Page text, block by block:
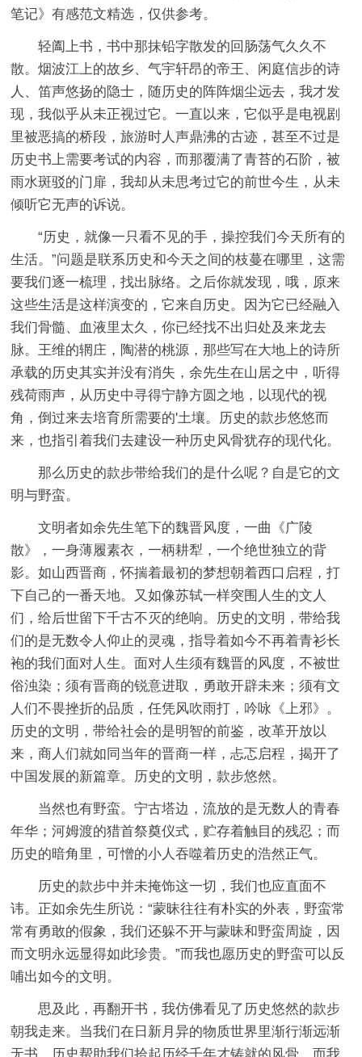
笔记》有感范文精选，仅供参考。
轻阖上书，书中那抹铅字散发的回肠荡气久久不
散。烟波江上的故乡、气宇轩昂的帝王、闲庭信步的诗
人、笛声悠扬的隐士，随历史的阵阵烟尘远去，我才发
现，我似乎从未正视过它。一直以来，它似乎是电视剧
里被恶搞的桥段，旅游时人声鼎沸的古迹，甚至不过是
历史书上需要考试的内容，而那覆满了青苔的石阶，被
雨水斑驳的门扉，我却从未思考过它的前世今生，从未
倾听它无声的诉说。
“历史，就像一只看不见的手，操控我们今天所有的
生活。”问题是联系历史和今天之间的枝蔓在哪里，这需
要我们逐一梳理，找出脉络。之后你就发现，哦，原来
这些生活是这样演变的，它来自历史。因为它已经融入
我们骨髓、血液里太久，你已经找不出归处及来龙去
脉。王维的辋庄，陶潜的桃源，那些写在大地上的诗所
承载的历史其实并没有消失，余先生在山居之中，听得
残荷雨声，从历史中寻得宁静方圆之地，以现代的视
角，倒过来去培育所需要的'土壤。历史的款步悠悠而
来，也指引着我们去建设一种历史风骨犹存的现代化。
那么历史的款步带给我们的是什么呢？自是它的文
明与野蛮。
文明者如余先生笔下的魏晋风度，一曲《广陵
散》，一身薄履素衣，一柄耕犁，一个绝世独立的背
影。如山西晋商，怀揣着最初的梦想朝着西口启程，打
下自己的一番天地。又如像苏轼一样突围人生的文人
们，给后世留下千古不灭的绝响。历史的文明，带给我
们的是无数令人仰止的灵魂，指导着如今不再着青衫长
袍的我们面对人生。面对人生须有魏晋的风度，不被世
俗浊染；须有晋商的锐意进取，勇敢开辟未来；须有文
人们不畏挫折的品质，任凭风吹雨打，吟咏《上邪》。
历史的文明，带给社会的是明智的前鉴，改革开放以
来，商人们就如同当年的晋商一样，忐忑启程，揭开了
中国发展的新篇章。历史的文明，款步悠然。
当然也有野蛮。宁古塔边，流放的是无数人的青春
年华；河姆渡的猎首祭奠仪式，贮存着触目的残忍；而
历史的暗角里，可憎的小人吞噬着历史的浩然正气。
历史的款步中并未掩饰这一切，我们也应直面不
讳。正如余先生所说：“蒙昧往往有朴实的外表，野蛮常
常有勇敢的假象，我们还躲不开与蒙昧和野蛮周旋，因
而文明永远显得如此珍贵。”而我也愿历史的野蛮可以反
哺出如今的文明。
思及此，再翻开书，我仿佛看见了历史悠然的款步
朝我走来。当我们在日新月异的物质世界里渐行渐远渐